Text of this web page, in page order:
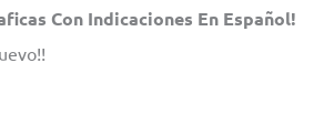
Con Indicaciones En Español!